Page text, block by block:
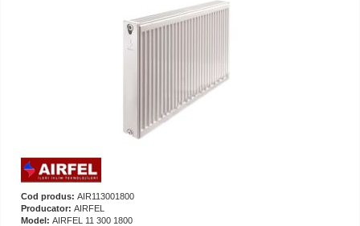
Cod produs: AIR113001800
Producator: AIRFEL
Model: AIRFEL 11 300 1800